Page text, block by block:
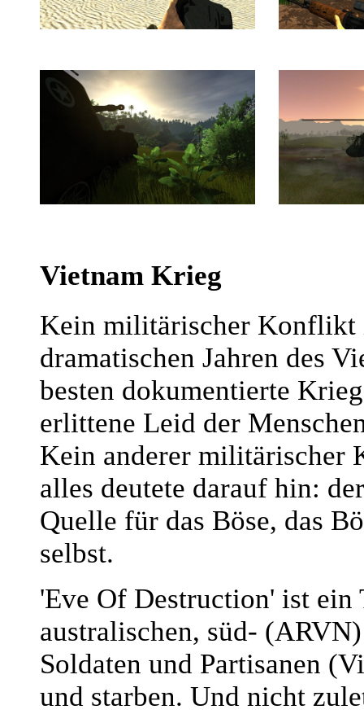
Vietnam Krieg
Kein militärischer Konflikt
dramatischen Jahren des
besten dokumentierte
erlittene Leid der
Kein anderer militärischer
alles deutete darauf hin:
Quelle für das Böse, das
selbst.
'Eve Of Destruction' ist ein
australischen, süd-
Soldaten und Partisanen
und starben. Und nicht